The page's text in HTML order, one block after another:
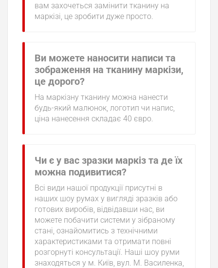
вам захочеться замінити тканину на
маркізі, це зробити дуже просто.
Ви можете наносити написи та
зображення на тканину маркізи,
це дорого?
На маркізну тканину можна нанести
будь-який малюнок, логотип чи напис,
ціна нанесення складає 40 євро.
Чи є у вас зразки маркіз та де їх
можна подивитися?
Всі види нашої продукції присутні в
наших шоу румах у вигляді зразків або
готових виробів, відвідавши нас, ви
можете побачити системи у зібраному
стані, ознайомитись з технічними
характеристиками та отримати повні
розгорнуті консультації. Наші шоу руми
знаходяться у м. Київ, вул. М. Василенка,